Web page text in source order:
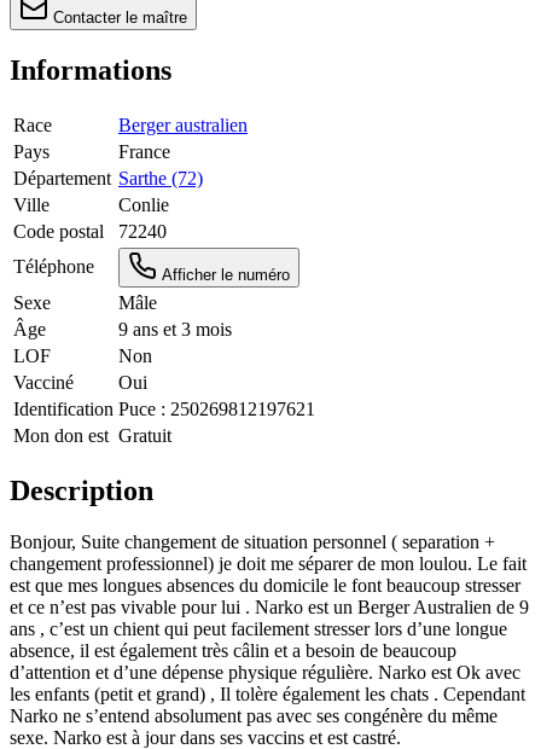
Contacter le maître
Informations
Race
Berger australien
Pays
France
Département Sarthe (72)
Ville
Conlie
Code postal
72240
Téléphone
Afficher le numéro
Sexe
Mâle
Âge
9 ans et 3 mois
LOF
Non
Vacciné
Oui
Identification Puce : 250269812197621
Mon don est Gratuit
Description
Bonjour, Suite changement de situation personnel ( separation +
changement professionnel) je doit me séparer de mon loulou. Le fait
est que mes longues absences du domicile le font beaucoup stresser
et ce n’est pas vivable pour lui . Narko est un Berger Australien de 9
ans , c’est un chient qui peut facilement stresser lors d’une longue
absence, il est également très câlin et a besoin de beaucoup
d’attention et d’une dépense physique régulière. Narko est Ok avec
les enfants (petit et grand) , Il tolère également les chats . Cependant
Narko ne s’entend absolument pas avec ses congénère du même
sexe. Narko est à jour dans ses vaccins et est castré.